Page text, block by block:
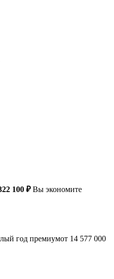
100 ₽Вы экономите
год премиумот 14 577 000